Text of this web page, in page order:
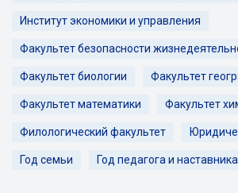
Институт экономики и управления
Факультет безопасности
Факультет биологии Факультет
Факультет математики Факультет
Филологический факультет
Год семьи Год педагога и наставника